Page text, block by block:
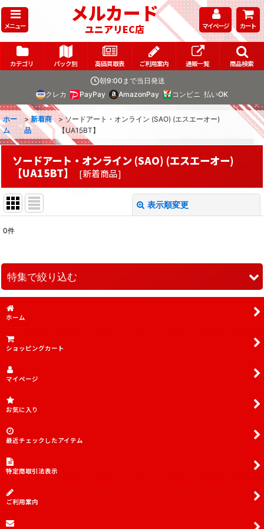
メニュー メルカード
ユニアリEC店 マイページ カート
カテゴリ パック別 高価買取表 ご利用案内 通販一覧
商品検索
朝9:00まで当日発送
クレカ
PayPay AmazonPay コンビニ 払いOK
ホー
ム
> 新着商
品
> ソードアート・オンライン (SAO) (エスエーオー)
【UA15BT】
ソードアート・オンライン (SAO) (エスエーオー)
【UA15BT】
[新着商品]
表示順変更
在庫あり
並び順:
0件
特集で絞り込む
傷あり特価品
PSA10.9
デッキ販売
TORECARDSコラボデッキ
アイドルマスター シンデレラガールズ【UA55BT】
アイドルマスター シンデレラガールズ【UA55ST】
「マクロス」シリーズ Vol.2【EX14BT】
無職転生 〜異世界行ったら本気だす〜【UA54BT】
犬夜叉【UA50BT】
ホーム
ショッピングカート
マイページ
お気に入り
最近チェックしたアイテム
特定商取引法表示
ご利用案内